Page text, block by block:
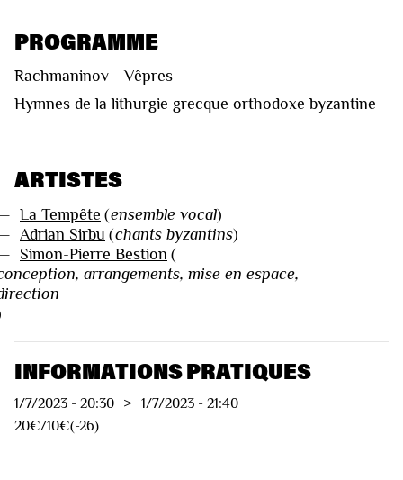
PROGRAMME
Rachmaninov - Vêpres
Hymnes de la lithurgie grecque orthodoxe byzantine
ARTISTES
La Tempête (ensemble vocal)
Adrian Sirbu (chants byzantins)
Simon-Pierre Bestion (
arrangements, mise en espace,
INFORMATIONS PRATIQUES
1/7/2023 - 20:30 > 1/7/2023 - 21:40
20€/10€(-26)